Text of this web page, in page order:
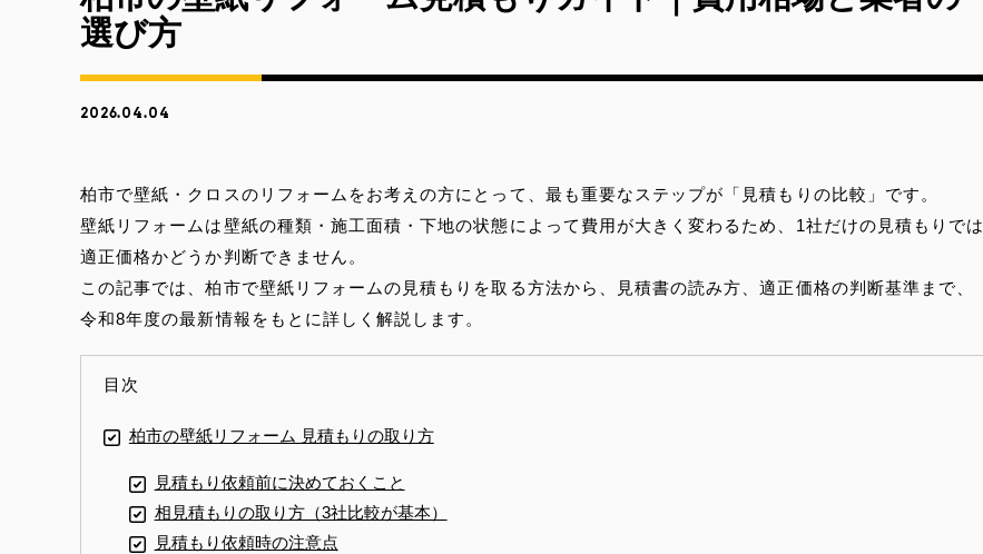
選び方
2026.04.04
柏市で壁紙・クロスのリフォームをお考えの方にとって、最も重要なステップが「見積もりの比較」です。
壁紙リフォームは壁紙の種類・施工面積・下地の状態によって費用が大きく変わるため、1社だけの見積もりでは
適正価格かどうか判断できません。
この記事では、柏市で壁紙リフォームの見積もりを取る方法から、見積書の読み方、適正価格の判断基準まで、
令和8年度の最新情報をもとに詳しく解説します。
目次
柏市の壁紙リフォーム 見積もりの取り方
見積もり依頼前に決めておくこと
相見積もりの取り方（3社比較が基本）
見積もり依頼時の注意点